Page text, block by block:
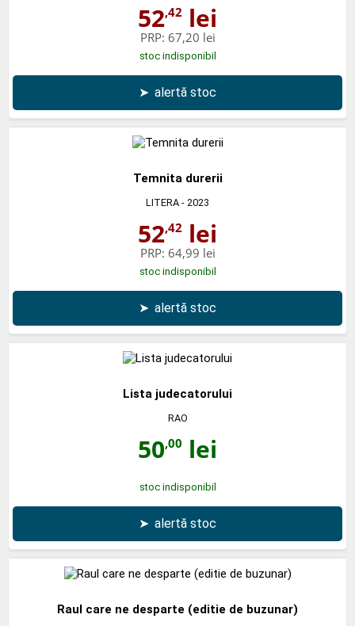
52,42 lei
PRP: 67,20 lei
stoc indisponibil
➤ alertă stoc
Temnita durerii
LITERA - 2023
52,42 lei
PRP: 64,99 lei
stoc indisponibil
➤ alertă stoc
Lista judecatorului
RAO
50,00 lei
stoc indisponibil
➤ alertă stoc
Raul care ne desparte (editie de buzunar)